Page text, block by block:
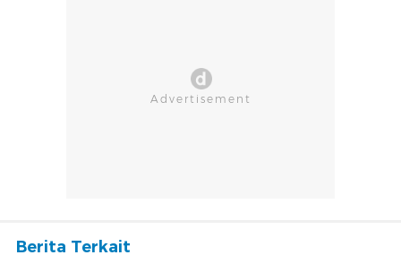
Berita Terkait